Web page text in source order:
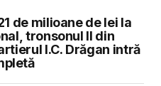
de milioane de lei la
tronsonul II din
I.C. Drăgan intră